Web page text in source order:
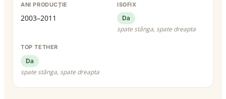
ANI PRODUCȚIE
2003–2011
ISOFIX
Da
spate stânga, spate dreapta
TOP TETHER
Da
spate stânga, spate dreapta